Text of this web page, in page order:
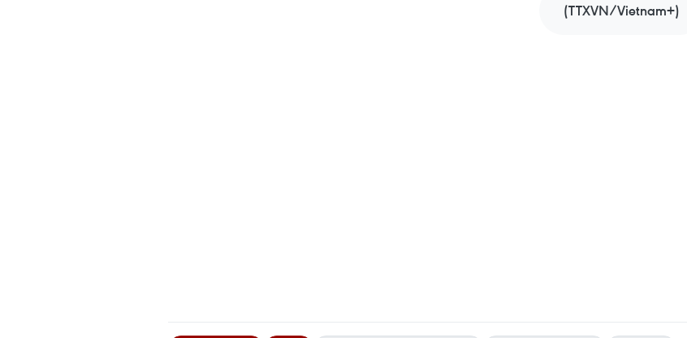
(TTXVN/Vietnam+)